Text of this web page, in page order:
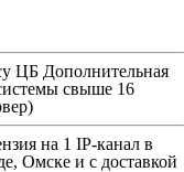
ЦБ Дополнительная
свыше 16
на 1 IP-канал в
Омске и с доставкой